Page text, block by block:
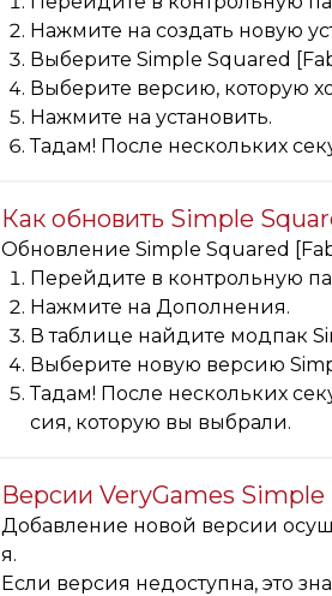
Нажмите на создать новую
Выберите Simple Squared
Выберите версию, которую
Нажмите на установить.
Тадам! После нескольких
Как обновить Simple
Обновление Simple Squared
Перейдите в контрольную
Нажмите на Дополнения.
В таблице найдите модпак
Выберите новую версию
Тадам! После нескольких
сия, которую вы выбрали.
Версии VeryGames
Добавление новой версии
я.
Если версия недоступна, это